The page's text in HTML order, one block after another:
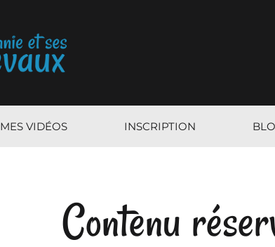
MES VIDÉOS INSCRIPTION
Contenu